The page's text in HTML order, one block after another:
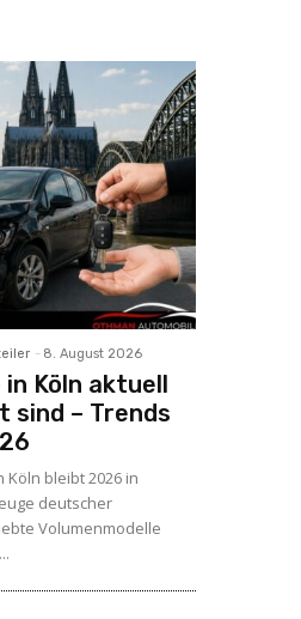
- 8. August 2026
in Köln aktuell
sind – Trends
bleibt 2026 in
deutscher
Volumenmodelle